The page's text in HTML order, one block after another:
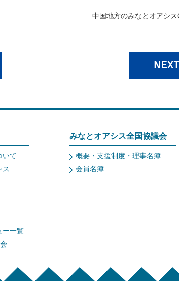
中国地方のみなとオアシスQR
いて
ス
みなとオアシス全国協議会
概要・支援制度・理事名簿
会員名簿
ー一覧